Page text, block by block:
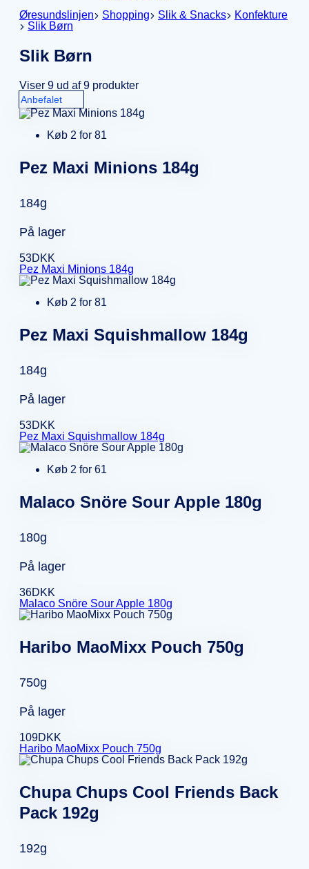
Øresundslinjen
Shopping Slik & Snacks
Konfekture
Slik Børn
Slik Børn
Viser 9 ud af 9 produkter
Køb 2 for 81
Pez Maxi Minions 184g
184g
På lager
53DKK
Pez Maxi Minions 184g
Køb 2 for 81
Pez Maxi Squishmallow 184g
184g
På lager
53DKK
Pez Maxi Squishmallow 184g
Køb 2 for 61
Malaco Snöre Sour Apple 180g
180g
På lager
36DKK
Malaco Snöre Sour Apple 180g
Haribo MaoMixx Pouch 750g
750g
På lager
109DKK
Haribo MaoMixx Pouch 750g
Chupa Chups Cool Friends Back
Pack 192g
192g